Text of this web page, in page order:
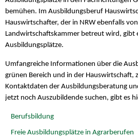
bemühen. Im Ausbildungsberuf
Hauswirtschafter, der in NRW ebenfalls
Landwirtschaftskammer betreut wird, gibt
Ausbildungsplätze.
Umfangreiche Informationen über die
grünen Bereich und in der Hauswirtschaft,
Kontaktdaten der Ausbildungsberatung
jetzt noch Auszubildende suchen, gibt es
Berufsbildung
Freie Ausbildungsplätze in Agrarberufen